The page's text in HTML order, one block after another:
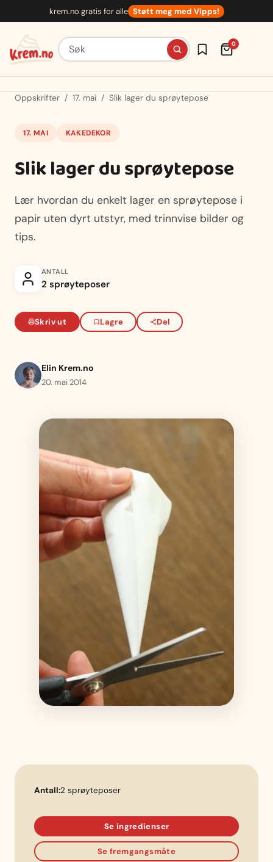
innhold
krem.no gratis for alle Støtt meg med Vipps!
Søk etter oppskrifter 0
Oppskrifter / 17. mai / Slik lager du sprøytepose
17. MAI KAKEDEKOR
Slik lager du sprøytepose
Lær hvordan du enkelt lager en sprøytepose i
papir uten dyrt utstyr, med trinnvise bilder og
tips.
ANTALL
2 sprøyteposer
Skriv ut Lagre Del
Elin Krem.no
20. mai 2014
Antall:2 sprøyteposer
Se ingredienser
Se fremgangsmåte